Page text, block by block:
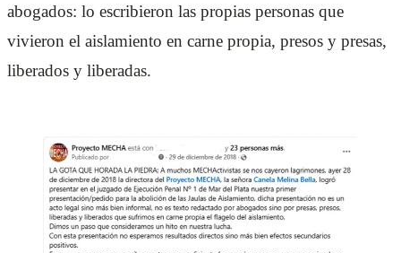
abogados: lo escribieron las propias personas que
vivieron el aislamiento en carne propia, presos y presas,
liberados y liberadas.